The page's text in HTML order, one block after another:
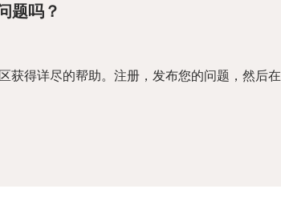
题吗？
获得详尽的帮助。注册，发布您的问题，然后在